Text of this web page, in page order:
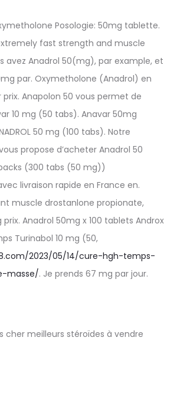
Posologie: 50mg tablette.
fast strength and muscle
avez Anadrol 50(mg), par example, et
par. Oxymetholone (Anadrol) en
Anapolon 50 vous permet de
10 mg (50 tabs). Anavar 50mg
50 mg (100 tabs). Notre
propose d’acheter Anadrol 50
(300 tabs (50 mg))
livraison rapide en France en.
muscle drostanlone propionate,
Anadrol 50mg x 100 tablets Androx
Turinabol 10 mg (50,
2023/05/14/cure-hgh-temps-
masse/. Je prends 67 mg par jour.
cher meilleurs stéroïdes à vendre